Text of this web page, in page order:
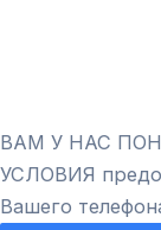
ВАМ У НАС
УСЛОВИЯ
Вашего